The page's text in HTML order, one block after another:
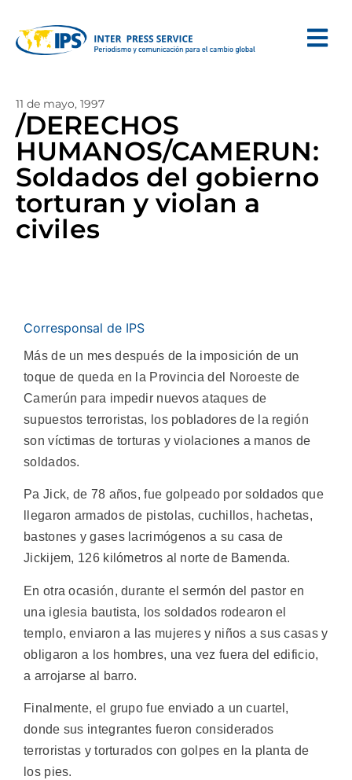
11 de mayo, 1997
/DERECHOS
HUMANOS/CAMERUN:
Soldados del gobierno
torturan y violan a
civiles
Corresponsal de IPS
Más de un mes después de la imposición de un
toque de queda en la Provincia del Noroeste de
Camerún para impedir nuevos ataques de
supuestos terroristas, los pobladores de la región
son víctimas de torturas y violaciones a manos de
soldados.
Pa Jick, de 78 años, fue golpeado por soldados que
llegaron armados de pistolas, cuchillos, hachetas,
bastones y gases lacrimógenos a su casa de
Jickijem, 126 kilómetros al norte de Bamenda.
En otra ocasión, durante el sermón del pastor en
una iglesia bautista, los soldados rodearon el
templo, enviaron a las mujeres y niños a sus casas y
obligaron a los hombres, una vez fuera del edificio,
a arrojarse al barro.
Finalmente, el grupo fue enviado a un cuartel,
donde sus integrantes fueron considerados
terroristas y torturados con golpes en la planta de
los pies.